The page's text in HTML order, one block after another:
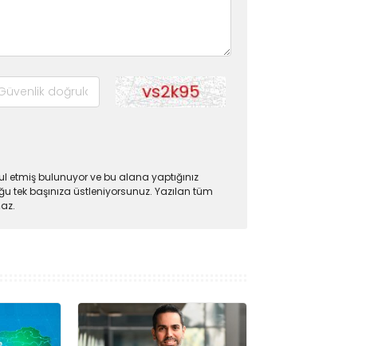
etmiş bulunuyor ve bu alana yaptığınız
başınıza üstleniyorsunuz. Yazılan tüm